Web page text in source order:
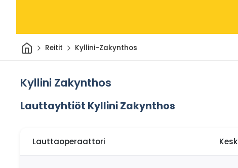
KotiinReitit Kyllini-Zakynthos
Kyllini Zakynthos
Lauttayhtiöt Kyllini Zakynthos
Lauttaoperaattori